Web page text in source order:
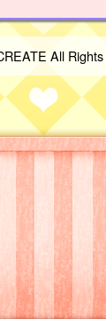
All